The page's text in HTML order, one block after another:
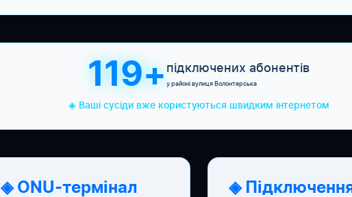
119+ підключених абонентів
у районі вулиця Волонтерська
◈ Ваші сусіди вже користуються швидким інтернетом
◈ ONU-термінал
◈